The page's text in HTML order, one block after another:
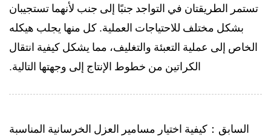
تستمر الطريقتان في التواجد جنبًا إلى جنب لأنهما تستجيبان
بشكل مختلف للاحتياجات العملية. كل منها يجلب هيكله
الخاص إلى عملية التعبئة والتغليف، مما يشكل كيفية انتقال
الكراتين من خطوط الإنتاج إلى وجهتها التالية.
السابق：كيفية اختيار مسامير العزل الخرسانية المناسبة